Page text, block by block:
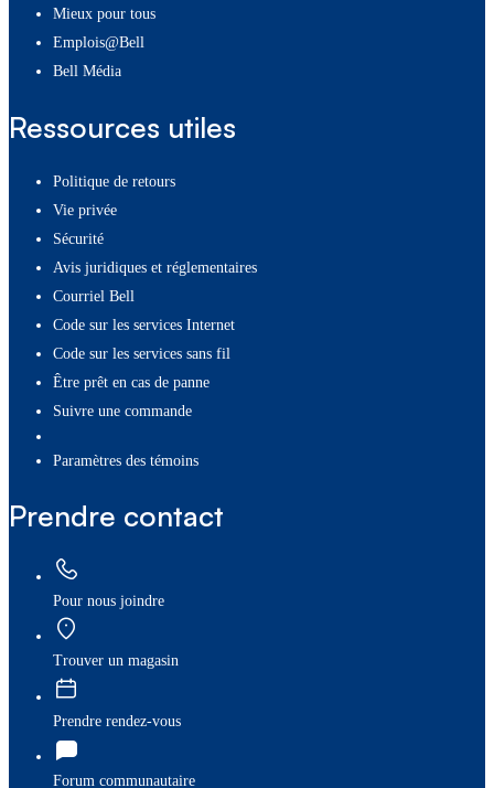
Mieux pour tous
Emplois@Bell
Bell Média
Ressources utiles
Politique de retours
Vie privée
Sécurité
Avis juridiques et réglementaires
Courriel Bell
Code sur les services Internet
Code sur les services sans fil
Être prêt en cas de panne
Suivre une commande
paramètres des témoins
Prendre contact
Pour nous joindre
Trouver un magasin
Prendre rendez-vous
Forum communautaire